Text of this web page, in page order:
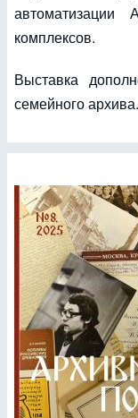
комплексов.
Выставка
семейного архива.